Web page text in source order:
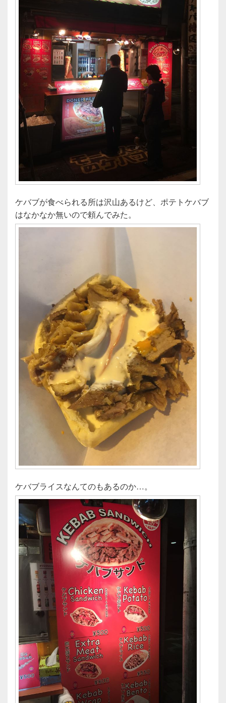
ケバブが食べられる所は沢山あるけど、ポテトケバブ
はなかなか無いので頼んでみた。
ケバブライスなんてのもあるのか…。